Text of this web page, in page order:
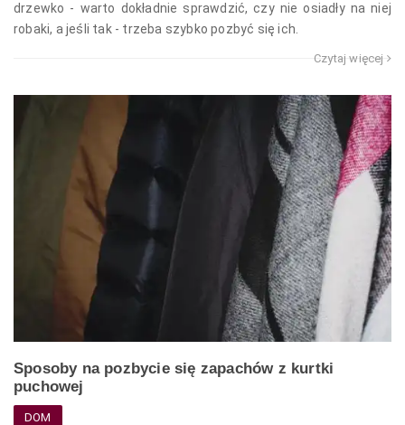
drzewko - warto dokładnie sprawdzić, czy nie osiadły na niej
robaki, a jeśli tak - trzeba szybko pozbyć się ich.
Czytaj więcej
Sposoby na pozbycie się zapachów z kurtki
puchowej
DOM